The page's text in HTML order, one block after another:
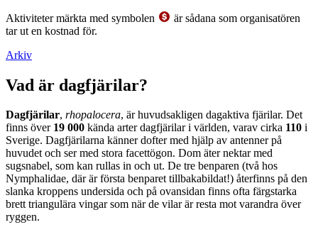
Aktiviteter märkta med symbolen
är sådana som organisatören
tar ut en kostnad för.
Arkiv
Vad är dagfjärilar?
Dagfjärilar, rhopalocera, är huvudsakligen dagaktiva fjärilar. Det
finns över 19 000 kända arter dagfjärilar i världen, varav cirka 110 i
Sverige. Dagfjärilarna känner dofter med hjälp av antenner på
huvudet och ser med stora facettögon. Dom äter nektar med
sugsnabel, som kan rullas in och ut. De tre benparen (två hos
Nymphalidae, där är första benparet tillbakabildat!) återfinns på den
slanka kroppens undersida och på ovansidan finns ofta färgstarka
brett triangulära vingar som när de vilar är resta mot varandra över
ryggen.